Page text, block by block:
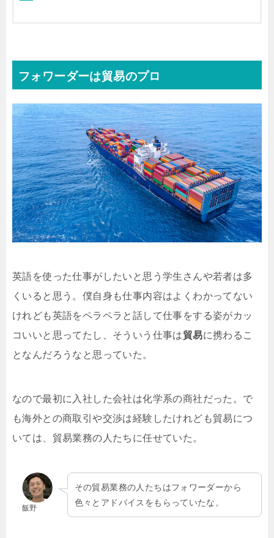
フォワーダーは貿易のプロ
英語を使った仕事がしたいと思う学生さんや若者は多
くいると思う。僕自身も仕事内容はよくわかってない
けれども英語をペラペラと話して仕事をする姿がカッ
コいいと思ってたし、そういう仕事は貿易に携わるこ
となんだろうなと思っていた。
なので最初に入社した会社は化学系の商社だった。で
も海外との商取引や交渉は経験したけれども貿易につ
いては、貿易業務の人たちに任せていた。
飯野
その貿易業務の人たちはフォワーダーから
色々とアドバイスをもらっていたな。